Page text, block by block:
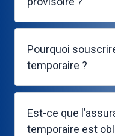
Pourquoi
temporaire ?
Est-ce que
temporaire est